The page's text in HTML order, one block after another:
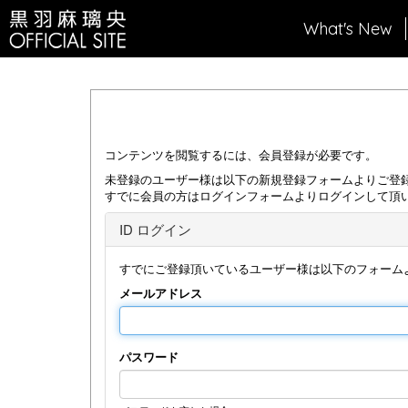
What's New
コンテンツを閲覧するには、会員登録が必要です。
未登録のユーザー様は以下の新規登録フォームよりご登
すでに会員の方はログインフォームよりログインして頂
ID ログイン
すでにご登録頂いているユーザー様は以下のフォーム
メールアドレス
パスワード